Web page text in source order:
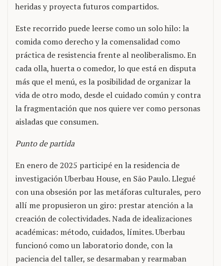
heridas y proyecta futuros compartidos.
Este recorrido puede leerse como un solo hilo: la
comida como derecho y la comensalidad como
práctica de resistencia frente al neoliberalismo. En
cada olla, huerta o comedor, lo que está en disputa
más que el menú, es la posibilidad de organizar la
vida de otro modo, desde el cuidado común y contra
la fragmentación que nos quiere ver como personas
aisladas que consumen.
Punto de partida
En enero de 2025 participé en la residencia de
investigación Uberbau House, en São Paulo. Llegué
con una obsesión por las metáforas culturales, pero
allí me propusieron un giro: prestar atención a la
creación de colectividades. Nada de idealizaciones
académicas: método, cuidados, límites. Uberbau
funcionó como un laboratorio donde, con la
paciencia del taller, se desarmaban y rearmaban